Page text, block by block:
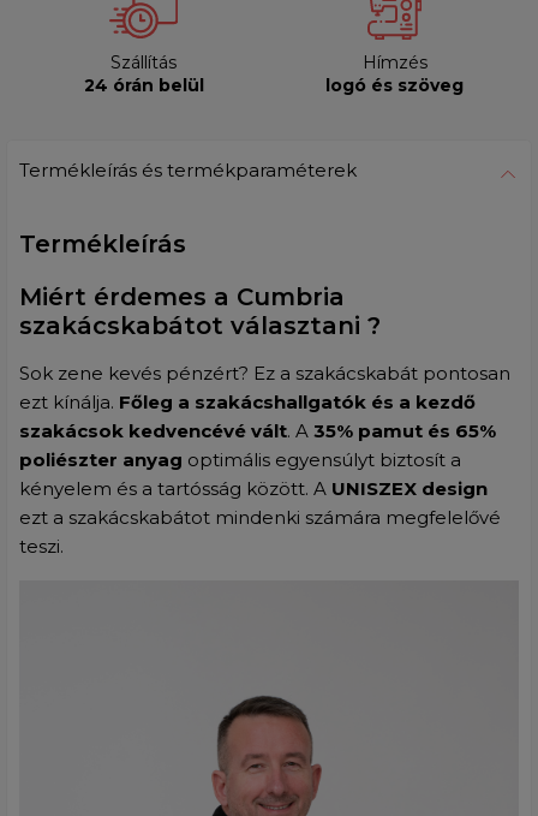
Szállítás
24 órán belül
Hímzés
logó és szöveg
Termékleírás és termékparaméterek
Termékleírás
Miért érdemes a Cumbria
szakácskabátot választani ?
Sok zene kevés pénzért? Ez a szakácskabát pontosan
ezt kínálja. Főleg a szakácshallgatók és a kezdő
szakácsok kedvencévé vált. A 35% pamut és 65%
poliészter anyag optimális egyensúlyt biztosít a
kényelem és a tartósság között. A UNISZEX design
ezt a szakácskabátot mindenki számára megfelelővé
teszi.